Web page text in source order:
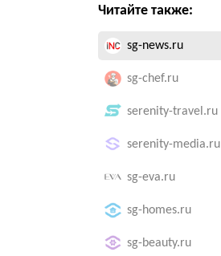
Читайте также:
sg-news.ru
sg-chef.ru
serenity-travel.ru
serenity-media.ru
sg-eva.ru
sg-homes.ru
sg-beauty.ru